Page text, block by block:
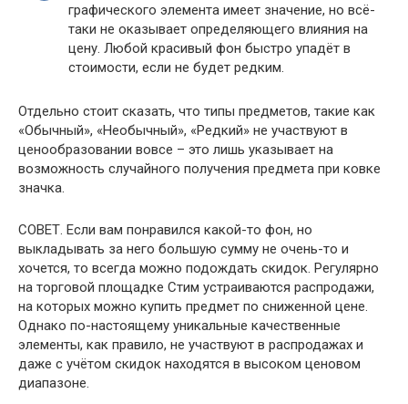
графического элемента имеет значение, но всё-
таки не оказывает определяющего влияния на
цену. Любой красивый фон быстро упадёт в
стоимости, если не будет редким.
Отдельно стоит сказать, что типы предметов, такие как
«Обычный», «Необычный», «Редкий» не участвуют в
ценообразовании вовсе – это лишь указывает на
возможность случайного получения предмета при ковке
значка.
СОВЕТ. Если вам понравился какой-то фон, но
выкладывать за него большую сумму не очень-то и
хочется, то всегда можно подождать скидок. Регулярно
на торговой площадке Стим устраиваются распродажи,
на которых можно купить предмет по сниженной цене.
Однако по-настоящему уникальные качественные
элементы, как правило, не участвуют в распродажах и
даже с учётом скидок находятся в высоком ценовом
диапазоне.